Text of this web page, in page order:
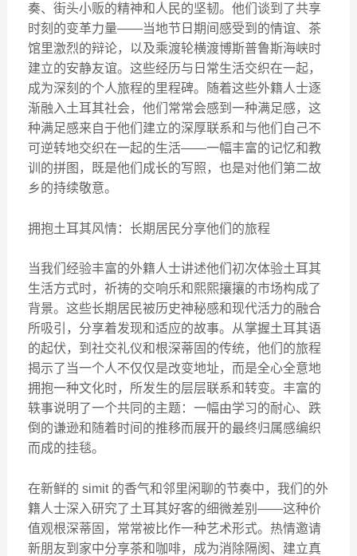
奏、街头小贩的精神和人民的坚韧。他们谈到了共享
时刻的变革力量——当地节日期间感受到的情谊、茶
馆里激烈的辩论，以及乘渡轮横渡博斯普鲁斯海峡时
建立的安静友谊。这些经历与日常生活交织在一起，
成为深刻的个人旅程的里程碑。随着这些外籍人士逐
渐融入土耳其社会，他们常常会感到一种满足感，这
种满足感来自于他们建立的深厚联系和与他们自己不
可逆转地交织在一起的生活——一幅丰富的记忆和教
训的拼图，既是他们成长的写照，也是对他们第二故
乡的持续敬意。
拥抱土耳其风情：长期居民分享他们的旅程
当我们经验丰富的外籍人士讲述他们初次体验土耳其
生活方式时，祈祷的交响乐和熙熙攘攘的市场构成了
背景。这些长期居民被历史神秘感和现代活力的融合
所吸引，分享着发现和适应的故事。从掌握土耳其语
的起伏，到社交礼仪和根深蒂固的传统，他们的旅程
揭示了当一个人不仅仅是改变地址，而是全心全意地
拥抱一种文化时，所发生的层层联系和转变。丰富的
轶事说明了一个共同的主题：一幅由学习的耐心、跌
倒的谦逊和随着时间的推移而展开的最终归属感编织
而成的挂毯。
在新鲜的 simit 的香气和邻里闲聊的节奏中，我们的外
籍人士深入研究了土耳其好客的细微差别——这种价
值观根深蒂固，常常被比作一种艺术形式。热情邀请
新朋友到家中分享茶和咖啡，成为消除隔阂、建立真